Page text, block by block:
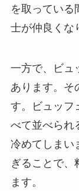
を取っている
士が仲良くな
一方で、ビュ
あります。そ
す。ビュッフ
べて並べられ
冷めてしまい
ぎることで、
ます。